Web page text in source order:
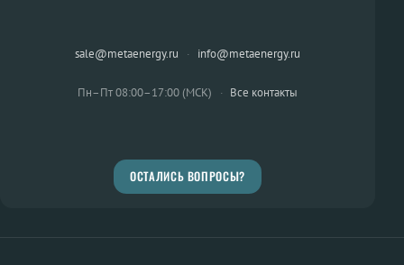
sale@metaenergy.ru · info@metaenergy.ru
Пн–Пт 08:00–17:00 (МСК) · Все контакты
ОСТАЛИСЬ ВОПРОСЫ?